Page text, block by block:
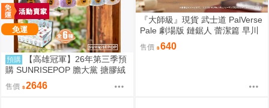
免運
預購
【高雄冠軍】26年第三季預
購 SUNRISEPOP 膽大黨 搪膠絨
毛 晴天娃娃 6入盲盒套組 免運 0
819
售價 2646
『大師級』現貨 武士道 PalVerse
Pale 劇場版 鏈鋸人 蕾潔篇 早川
售價 640